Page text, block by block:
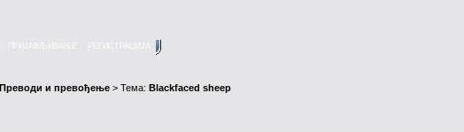
Преводи и превођење > Тема: Blackfaced sheep